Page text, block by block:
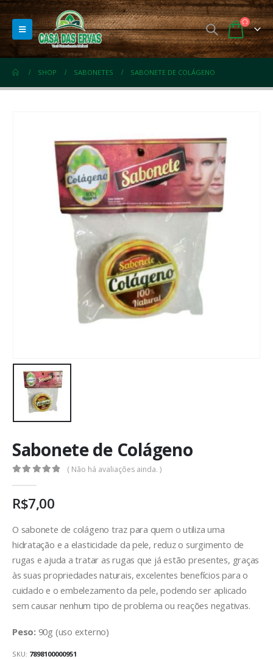
SHOP SABONETES SABONETE DE COLÁGENO
Sabonete de Colágeno
( Não há avaliações ainda. )
R$7,00
O sabonete de colágeno traz para quem o utiliza uma
hidratação e a elasticidade da pele, reduz o surgimento de
rugas e ajuda a tratar as rugas que já estão presentes, graças
às suas propriedades naturais, excelentes benefícios para o
cuidado e o embelezamento da pele, podendo ser aplicado
sem causar nenhum tipo de problema ou reações negativas.
Peso: 90g (uso externo)
SKU: 7898100000951